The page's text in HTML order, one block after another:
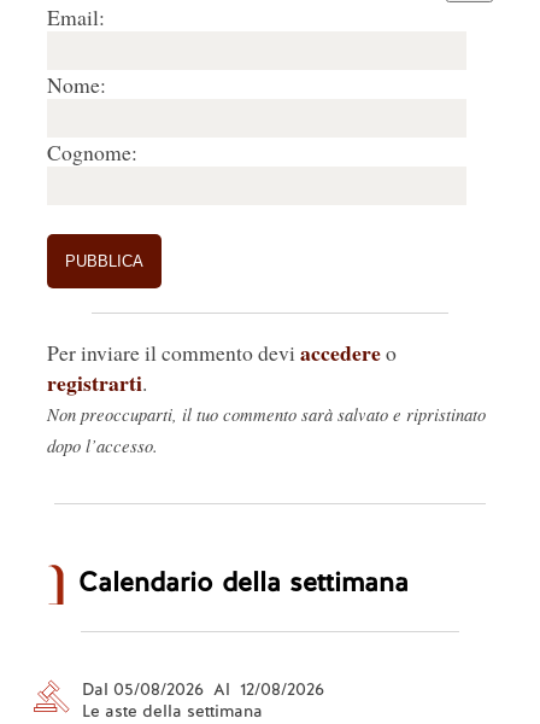
Email:
Nome:
Cognome:
Per inviare il commento devi accedereo
registrarti.
Non preoccuparti, il tuo commento sarà salvato e ripristinato
dopo l’accesso.
Calendario della settimana
Dal 05/08/2026 Al 12/08/2026
Le aste della settimana